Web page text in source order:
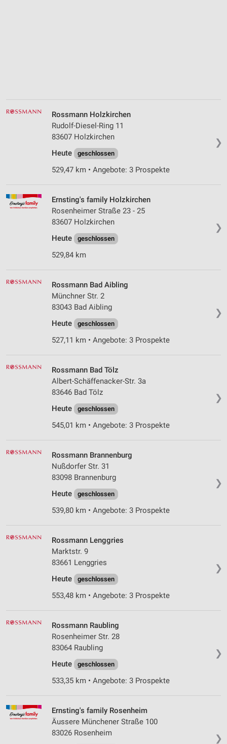
❯
Rossmann Holzkirchen
Rudolf-Diesel-Ring 11
83607 Holzkirchen
Heute
geschlossen
529,47 km • Angebote: 3 Prospekte
❯
Ernsting's family Holzkirchen
Rosenheimer Straße 23 - 25
83607 Holzkirchen
Heute
geschlossen
529,84 km
❯
Rossmann Bad Aibling
Münchner Str. 2
83043 Bad Aibling
Heute
geschlossen
527,11 km • Angebote: 3 Prospekte
❯
Rossmann Bad Tölz
Albert-Schäffenacker-Str. 3a
83646 Bad Tölz
Heute
geschlossen
545,01 km • Angebote: 3 Prospekte
❯
Rossmann Brannenburg
Nußdorfer Str. 31
83098 Brannenburg
Heute
geschlossen
539,80 km • Angebote: 3 Prospekte
❯
Rossmann Lenggries
Marktstr. 9
83661 Lenggries
Heute
geschlossen
553,48 km • Angebote: 3 Prospekte
❯
Rossmann Raubling
Rosenheimer Str. 28
83064 Raubling
Heute
geschlossen
533,35 km • Angebote: 3 Prospekte
❯
Ernsting's family Rosenheim
Äussere Münchener Straße 100
83026 Rosenheim